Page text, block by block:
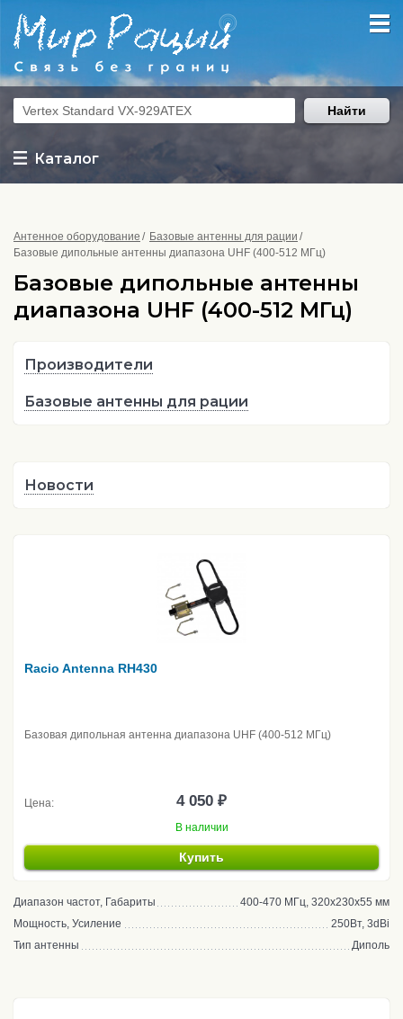
Каталог
Найти
Антенное оборудование
Базовые антенны для рации
Базовые дипольные антенны диапазона UHF (400-512 МГц)
Базовые дипольные антенны
диапазона UHF (400-512 МГц)
Производители
Базовые антенны для рации
Новости
Racio Antenna RH430
Базовая дипольная антенна диапазона UHF (400-512 МГц)
Цена: 4 050 ₽
В наличии
Купить
Диапазон частот, Габариты
400-470 МГц, 320х230х55 мм
Мощность, Усиление
250Вт, 3dBi
Тип антенны
Диполь